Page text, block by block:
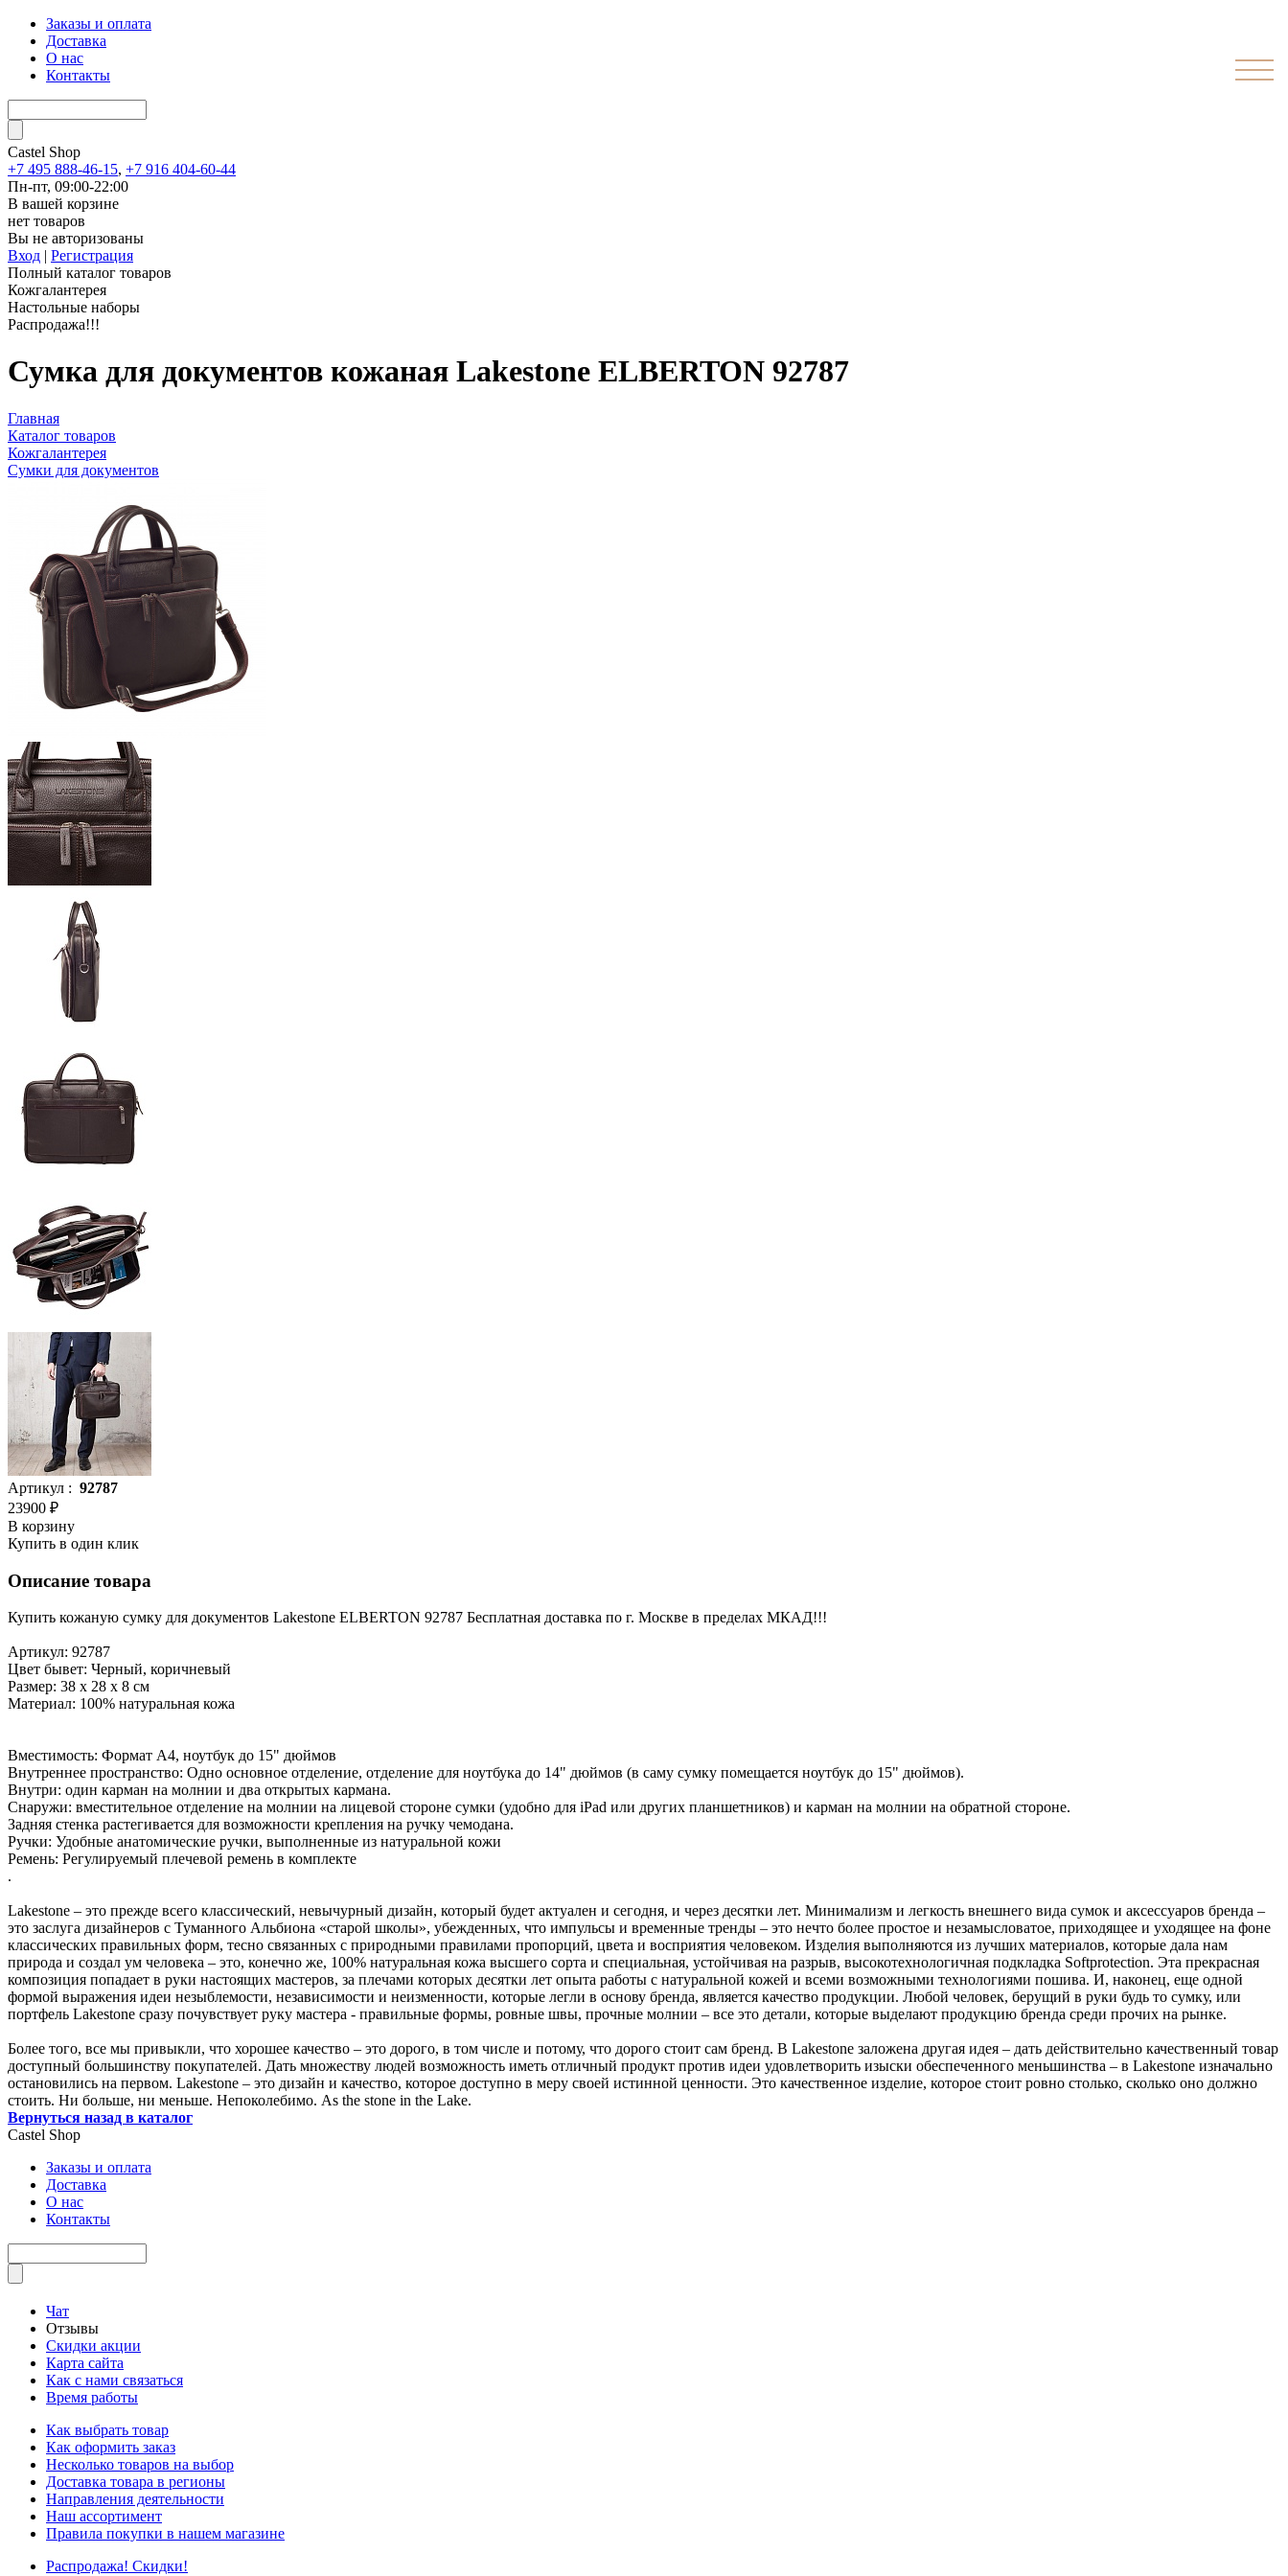
Заказы и оплата
Доставка
О нас
Контакты
Castel Shop
+7 495 888-46-15, +7 916 404-60-44
Пн-пт, 09:00-22:00
В вашей корзине
нет товаров
Вы не авторизованы
Вход | Регистрация
Полный каталог товаров
Кожгалантерея
Настольные наборы
Распродажа!!!
Сумка для документов кожаная Lakestone ELBERTON 92787
Главная
Каталог товаров
Кожгалантерея
Сумки для документов
Артикул : 92787
23900 ₽
В корзину
Купить в один клик
Описание товара
Купить кожаную сумку для документов Lakestone ELBERTON 92787 Бесплатная доставка по г. Москве в пределах МКАД!!!
Артикул: 92787
Цвет бывет: Черный, коричневый
Размер: 38 х 28 х 8 см
Материал: 100% натуральная кожа
Вместимость: Формат A4, ноутбук до 15" дюймов
Внутреннее пространство: Одно основное отделение, отделение для ноутбука до 14" дюймов (в саму сумку помещается ноутбук до 15" дюймов).
Внутри: один карман на молнии и два открытых кармана.
Снаружи: вместительное отделение на молнии на лицевой стороне сумки (удобно для iPad или других планшетников) и карман на молнии на обратной стороне.
Задняя стенка растегивается для возможности крепления на ручку чемодана.
Ручки: Удобные анатомические ручки, выполненные из натуральной кожи
Ремень: Регулируемый плечевой ремень в комплекте
.
Lakestone – это прежде всего классический, невычурный дизайн, который будет актуален и сегодня, и через десятки лет. Минимализм и легкость внешнего вида сумок и аксессуаров бренда –
это заслуга дизайнеров с Туманного Альбиона «старой школы», убежденных, что импульсы и временные тренды – это нечто более простое и незамысловатое, приходящее и уходящее на фоне
классических правильных форм, тесно связанных с природными правилами пропорций, цвета и восприятия человеком. Изделия выполняются из лучших материалов, которые дала нам
природа и создал ум человека – это, конечно же, 100% натуральная кожа высшего сорта и специальная, устойчивая на разрыв, высокотехнологичная подкладка Softprotection. Эта прекрасная
композиция попадает в руки настоящих мастеров, за плечами которых десятки лет опыта работы с натуральной кожей и всеми возможными технологиями пошива. И, наконец, еще одной
формой выражения идеи незыблемости, независимости и неизменности, которые легли в основу бренда, является качество продукции. Любой человек, берущий в руки будь то сумку, или
портфель Lakestone сразу почувствует руку мастера - правильные формы, ровные швы, прочные молнии – все это детали, которые выделают продукцию бренда среди прочих на рынке.
Более того, все мы привыкли, что хорошее качество – это дорого, в том числе и потому, что дорого стоит сам бренд. В Lakestone заложена другая идея – дать действительно качественный товар
доступный большинству покупателей. Дать множеству людей возможность иметь отличный продукт против идеи удовлетворить изыски обеспеченного меньшинства – в Lakestone изначально
остановились на первом. Lakestone – это дизайн и качество, которое доступно в меру своей истинной ценности. Это качественное изделие, которое стоит ровно столько, сколько оно должно
стоить. Ни больше, ни меньше. Непоколебимо. As the stone in the Lake.
Вернуться назад в каталог
Castel Shop
Заказы и оплата
Доставка
О нас
Контакты
Чат
Отзывы
Скидки акции
Карта сайта
Как с нами связаться
Время работы
Как выбрать товар
Как оформить заказ
Несколько товаров на выбор
Доставка товара в регионы
Направления деятельности
Наш ассортимент
Правила покупки в нашем магазине
Распродажа! Скидки!